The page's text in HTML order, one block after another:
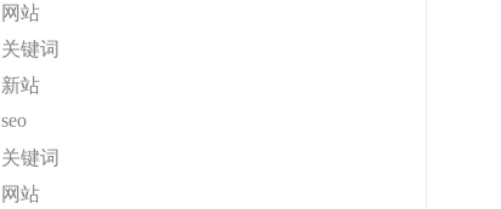
网站
关键词
新站
seo
关键词
网站